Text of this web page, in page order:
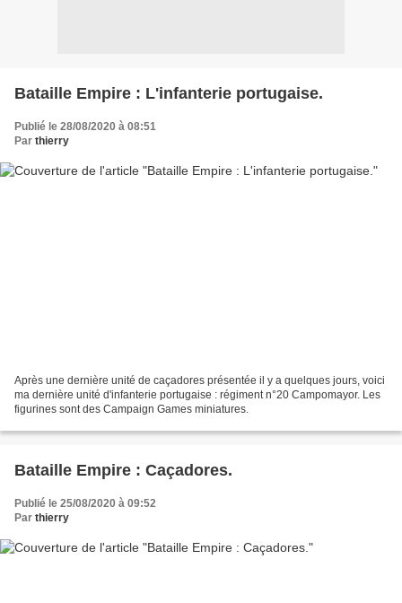
Bataille Empire : L'infanterie portugaise.
Publié le 28/08/2020 à 08:51
Par thierry
Après une dernière unité de caçadores présentée il y a quelques jours, voici
ma dernière unité d'infanterie portugaise : régiment n°20 Campomayor. Les
figurines sont des Campaign Games miniatures.
Bataille Empire : Caçadores.
Publié le 25/08/2020 à 09:52
Par thierry